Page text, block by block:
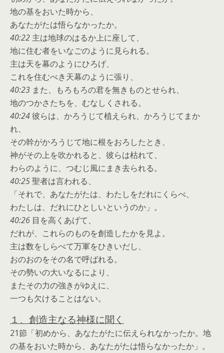
地の基をおいた時から、
あなたがたは悟らなかったか。
40:22 主は地球のはるか上に座して、
地に住む者をいなごのように見られる。
主は天を幕のようにひろげ、
これを住むべき天幕のように張り、
40:23 また、もろもろの君を無きものとせられ、
地のつかさたちを、むなしくされる。
40:24彼らは、かろうじて植えられ、かろうじてまか
れ、
その幹がかろうじて地に根をおろしたとき、
神がその上を吹かれると、彼らは枯れて、
わらのように、つむじ風にまき去られる。
40:25聖者は言われる、
「それで、あなたがたは、わたしをだれにくらべ、
わたしは、だれにひとしいというのか」。
40:26 目を高くあげて、
だれが、これらのものを創造したかを見よ。
主は数をしらべて万軍をひきいだし、
おのおのをその名で呼ばれる。
その勢いの大いなるにより、
またその力の強きがゆえに、
一つも欠けることはない。
１、創造主なる神様に聞く
21節「初めから、あなたがたに伝えられなかったか。地
の基をおいた時から、あなたがたは悟らなかったか」。